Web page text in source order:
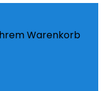
Warenkorb